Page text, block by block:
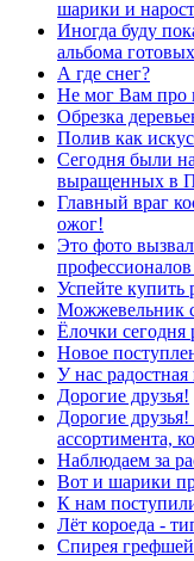
шарики и
Иногда буду
альбома
А где снег?
Не мог Вам про
Обрезка
Полив как
Сегодня были
выращенных в
Главный враг
ожог!
Это фото
Успейте
Можжевельник
Ёлочки сегодня
Новое
У нас радостная
Дорогие друзья!
Дорогие
ассортимента,
Наблюдаем за
Вот и шарики
К нам поступили
Лёт короеда -
Спирея